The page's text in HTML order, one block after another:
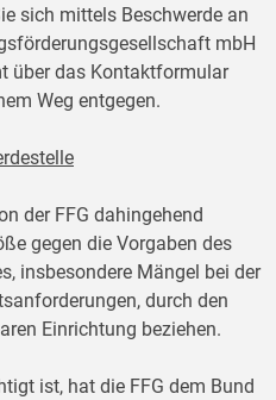
sich mittels Beschwerde an
mbH
über das Kontaktformular
Weg entgegen.
der FFG dahingehend
gegen die Vorgaben des
insbesondere Mängel bei der
durch den
Einrichtung beziehen.
ist, hat die FFG dem Bund